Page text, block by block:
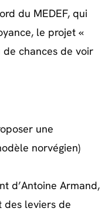
du MEDEF, qui
le projet «
de chances de voir
une
norvégien)
d’Antoine Armand,
des leviers de